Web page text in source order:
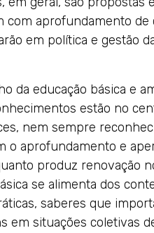
com aprofundamento
em política e gestão
da educação básica e
estão no
nem sempre
o aprofundamento e
produz renovação
se alimenta dos
saberes que
em situações coletivas